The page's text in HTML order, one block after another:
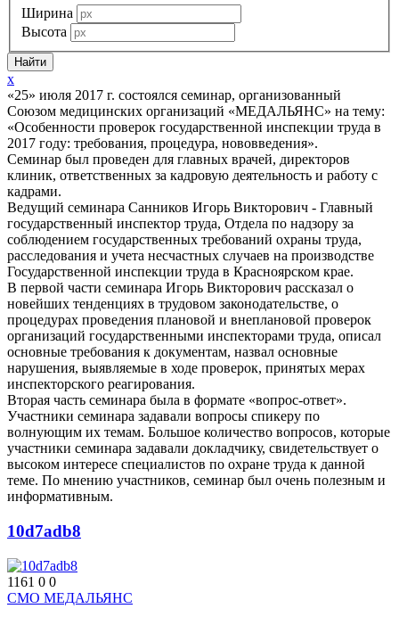
Ширина
Высота
x
«25» июля 2017 г. состоялся семинар, организованный
Союзом медицинских организаций «МЕДАЛЬЯНС» на тему:
«Особенности проверок государственной инспекции труда в
2017 году: требования, процедура, нововведения».
Семинар был проведен для главных врачей, директоров
клиник, ответственных за кадровую деятельность и работу с
кадрами.
Ведущий семинара Санников Игорь Викторович - Главный
государственный инспектор труда, Отдела по надзору за
соблюдением государственных требований охраны труда,
расследования и учета несчастных случаев на производстве
Государственной инспекции труда в Красноярском крае.
В первой части семинара Игорь Викторович рассказал о
новейших тенденциях в трудовом законодательстве, о
процедурах проведения плановой и внеплановой проверок
организаций государственными инспекторами труда, описал
основные требования к документам, назвал основные
нарушения, выявляемые в ходе проверок, принятых мерах
инспекторского реагирования.
Вторая часть семинара была в формате «вопрос-ответ».
Участники семинара задавали вопросы спикеру по
волнующим их темам. Большое количество вопросов, которые
участники семинара задавали докладчику, свидетельствует о
высоком интересе специалистов по охране труда к данной
теме. По мнению участников, семинар был очень полезным и
информативным.
10d7adb8
1161 0 0
СМО МЕДАЛЬЯНС